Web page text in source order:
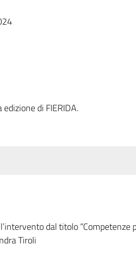
edizione di FIERIDA.
dal titolo “Competenze
Tiroli